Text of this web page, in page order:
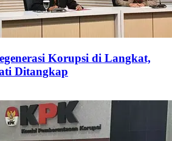
Korupsi di Langkat,
Ditangkap